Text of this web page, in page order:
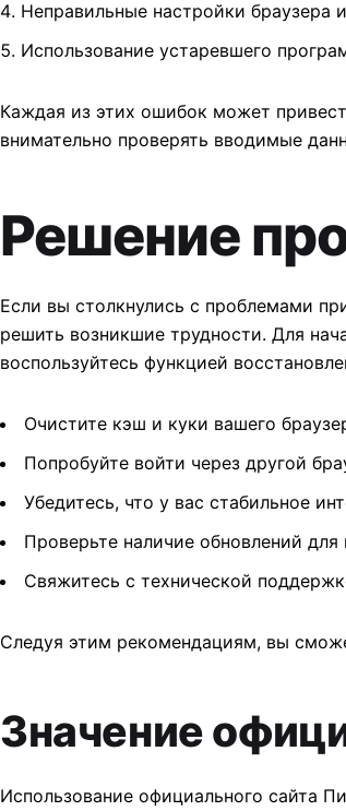
Неправильные настройки браузера
Использование устаревшего
Каждая из этих ошибок может
внимательно проверять вводимые
Решение
Если вы столкнулись с проблемами
решить возникшие трудности. Для
воспользуйтесь функцией
Очистите кэш и куки вашего
Попробуйте войти через другой
Убедитесь, что у вас стабильное
Проверьте наличие обновлений для
Свяжитесь с технической
Следуя этим рекомендациям, вы
Значение
Использование официального сайта